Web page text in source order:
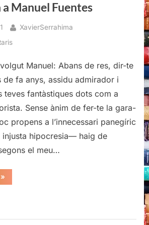
Manuel Fuentes
By
XavierSerrahima
a
oberta
a
Fuentes
Manuel: Abans de res, dir-te
de fa anys, assidu admirador i
teves fantàstiques dots com a
Sense ànim de fer-te la gara-
propens a l’innecessari panegíric
injusta hipocresia— haig de
el meu…
»